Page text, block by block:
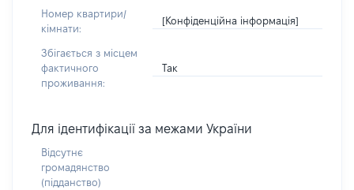
Номер квартири/
кімнати:
[Конфіденційна інформація]
Збігається з місцем
фактичного
проживання:
Так
Для ідентифікації за межами України
Відсутнє
громадянство
(підданство)